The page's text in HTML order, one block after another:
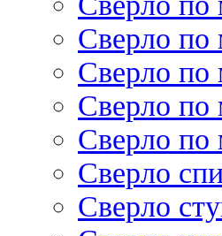
Сверло по
Сверло по
Сверло по
Сверло по
Сверло
Сверло